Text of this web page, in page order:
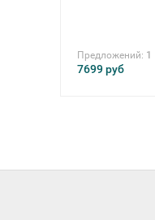
Предложений: 1
7699руб